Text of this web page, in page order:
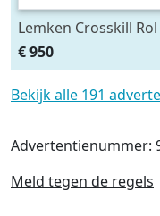
Lemken Crosskill
cm breed passen aan
Variopack
€ 950
Bekijk alle 191
Advertentienummer:
Meld tegen de regels